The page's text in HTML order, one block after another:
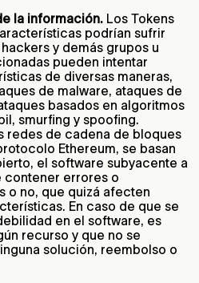
la información. Los Tokens
podrían sufrir
y demás grupos u
pueden intentar
de diversas maneras,
de malware, ataques de
basados en algoritmos
smurfing y spoofing.
redes de cadena de bloques
Ethereum, se basan
el software subyacente a
contener errores o
o no, que quizá afecten
En caso de que se
en el software, es
recurso y que no se
solución, reembolso o